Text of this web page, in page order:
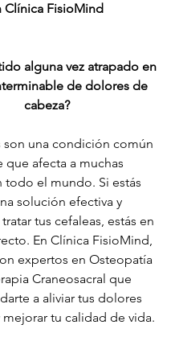
Clínica FisioMind
alguna vez atrapado en
de dolores de
cabeza?
son una condición común
que afecta a muchas
todo el mundo. Si estás
solución efectiva y
tus cefaleas, estás en
En Clínica FisioMind,
expertos en Osteopatía
Craneosacral que
a aliviar tus dolores
mejorar tu calidad de vida.